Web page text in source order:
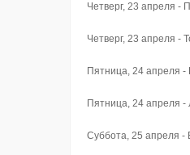
Четверг, 23 апреля -
Четверг, 23 апреля -
Пятница, 24 апреля -
Пятница, 24 апреля
Суббота, 25 апреля -